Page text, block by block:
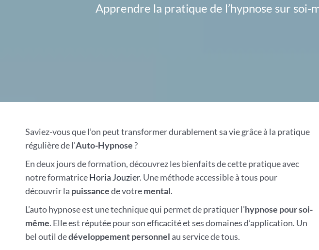
Apprendre la pratique de l’hypnose sur
Saviez-vous que l’on peut transformer durablement sa vie grâce à la pratique
régulière de l’Auto-Hypnose?
En deux jours de formation, découvrez les bienfaits de cette pratique avec
notre formatriceHoria Jouzier. Une méthode accessible à tous pour
découvrir la puissancede votremental.
L’auto hypnose est une technique qui permet de pratiquer l’hypnose pour soi-
même. Elle est réputée pour son efficacité et ses domaines d’application. Un
bel outil dedéveloppement personnel au service de tous.